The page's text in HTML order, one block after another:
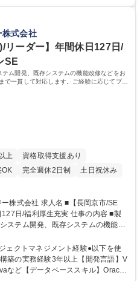
Javaなど 【データベーススキ
迎
ョンです。旧パナソニックの技術力
に、スマート工場化を推進。年間休
活用など、プライベートとのバラン
長期的にキャリア形成が可能で
高専 語学力： 資格：
株式会社
リーダー】年間休日127日/
SE
ム開発、既存システムの機能改修などをお
一貫して対応します。ご経験に応じてプロ
上
資格取得支援あり
OK 完全週休2日制
土日祝休み
■【長岡京市/SE
厚生充実 仕事の内容 ■製
ステム開発、既存システムの機能改
から運用、保守まで一貫して対応し
ージャーをお任せします。 ■製造
ムなどの企画提案・設計・運用など
ェクトのマネジメント、外注業者
ェクトマネジメント経験●以下を使
築の実務経験3年以上【開発言語】V
など【データベーススキル】Oracle